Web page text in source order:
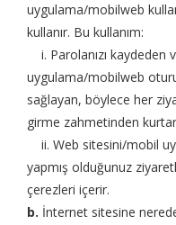
uygulama/mobilweb
kullanır. Bu kullanım:
i. Parolanızı kaydeden
uygulama/mobilweb
sağlayan, böylece her
girme zahmetinden
ii. Web sitesini/mobil
yapmış olduğunuz
çerezleri içerir.
b. İnternet sitesine